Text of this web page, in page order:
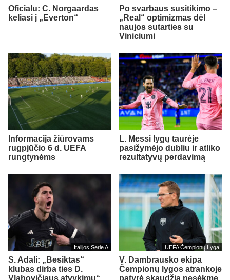
Oficialu: C. Norgaardas
keliasi į „Everton“
Po svarbaus susitikimo –
„Real“ optimizmas dėl
naujos sutarties su
Viniciumi
Informacija žiūrovams
rugpjūčio 6 d. UEFA
rungtynėms
L. Messi lygų taurėje
pasižymėjo dubliu ir atliko
rezultatyvų perdavimą
Italijos Serie A
S. Adali: „Besiktas“
klubas dirba ties D.
Vlahovičiaus atvykimu“
UEFA Čempionų Lyga
V. Dambrausko ekipa
Čempionų lygos atrankoje
patyrė skaudžią nesėkmę